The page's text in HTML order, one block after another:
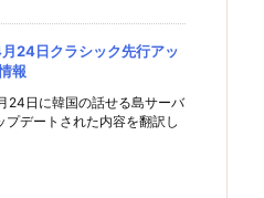
24日クラシック先行アッ
報
24日に韓国の話せる島サーバ
プデートされた内容を翻訳し